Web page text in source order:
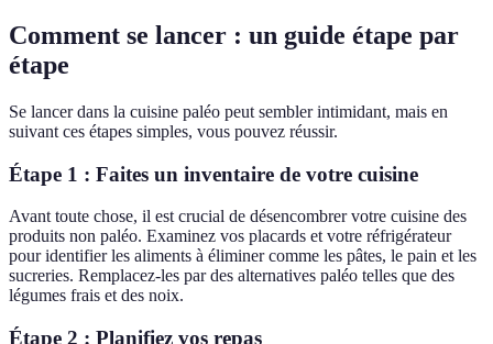
Comment se lancer : un guide étape par
étape
Se lancer dans la cuisine paléo peut sembler intimidant, mais en
suivant ces étapes simples, vous pouvez réussir.
Étape 1 : Faites un inventaire de votre cuisine
Avant toute chose, il est crucial de désencombrer votre cuisine des
produits non paléo. Examinez vos placards et votre réfrigérateur
pour identifier les aliments à éliminer comme les pâtes, le pain et les
sucreries. Remplacez-les par des alternatives paléo telles que des
légumes frais et des noix.
Étape 2 : Planifiez vos repas